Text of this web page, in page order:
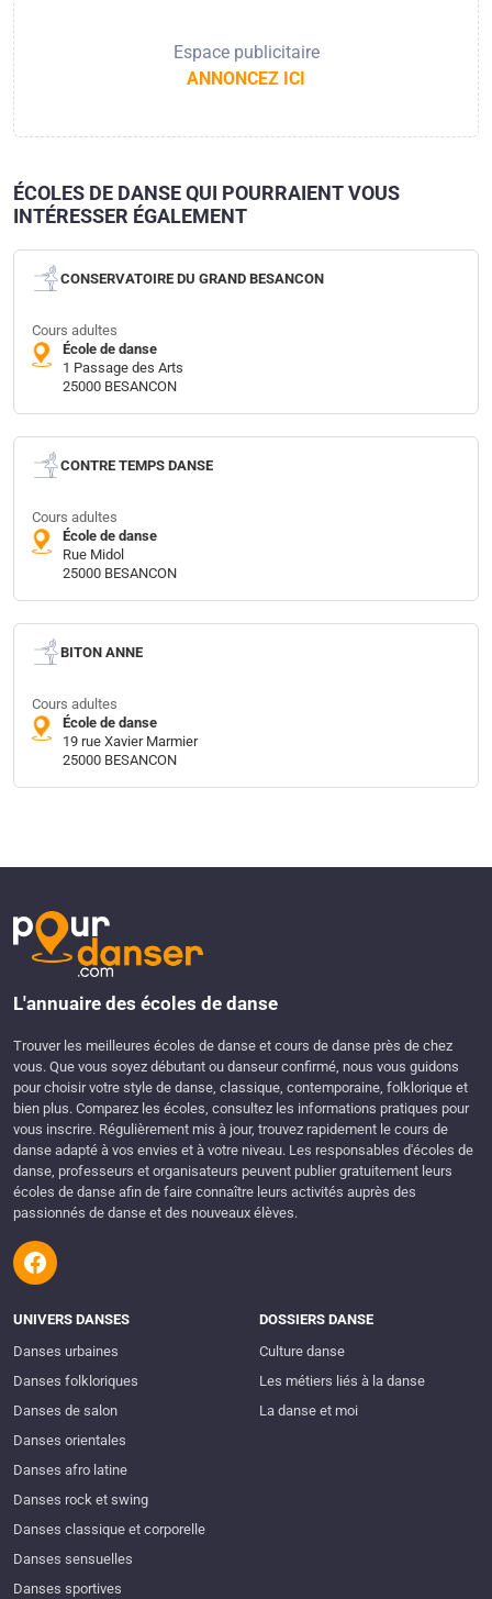
Espace publicitaire
ANNONCEZ ICI
ÉCOLES DE DANSE QUI POURRAIENT VOUS
INTÉRESSER ÉGALEMENT
CONSERVATOIRE DU GRAND BESANCON
Cours adultes
École de danse
1 Passage des Arts
25000 BESANCON
CONTRE TEMPS DANSE
Cours adultes
École de danse
Rue Midol
25000 BESANCON
BITON ANNE
Cours adultes
École de danse
19 rue Xavier Marmier
25000 BESANCON
L'annuaire des écoles de danse
Trouver les meilleures écoles de danse et cours de danse près de chez
vous. Que vous soyez débutant ou danseur confirmé, nous vous guidons
pour choisir votre style de danse, classique, contemporaine, folklorique et
bien plus. Comparez les écoles, consultez les informations pratiques pour
vous inscrire. Régulièrement mis à jour, trouvez rapidement le cours de
danse adapté à vos envies et à votre niveau. Les responsables d'écoles de
danse, professeurs et organisateurs peuvent publier gratuitement leurs
écoles de danse afin de faire connaître leurs activités auprès des
passionnés de danse et des nouveaux élèves.
UNIVERS DANSES
Danses urbaines
Danses folkloriques
Danses de salon
Danses orientales
Danses afro latine
Danses rock et swing
Danses classique et corporelle
Danses sensuelles
Danses sportives
DOSSIERS DANSE
Culture danse
Les métiers liés à la danse
La danse et moi